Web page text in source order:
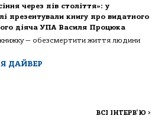
через пів століття»: у
презентували книгу про видатного
діяча УПА Василя Процюка
— обезсмертити життя людини
ДАЙВЕР
ВСІ ІНТЕРВ'Ю >